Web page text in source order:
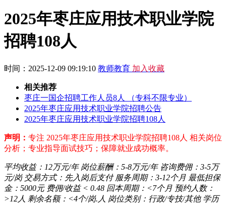
2025年枣庄应用技术职业学院
招聘108人
时间：2025-12-09 09:19:10 教师教育 加入收藏
相关推荐
枣庄一国企招聘工作人员8人 （专科不限专业）
2025年枣庄应用技术职业学院招聘公告
2025年枣庄应用技术职业学院招聘108人
声明： 专注 2025年枣庄应用技术职业学院招聘108人 相关岗位
分析；专业指导面试技巧；保障就业成功概率。
平均收益： 12万元/年 岗位薪酬： 5-8万元/年 咨询费佣： 3-5万
元/岗 交易方式： 先入岗后支付 服务周期： 3-12个月 最低担保
金： 5000元 费佣/收益 < 0.48 回本周期： <7个月 预约人数：
>12人 剩余名额： <4个/岗.人 岗位类别： 行政/专技/其他 学历